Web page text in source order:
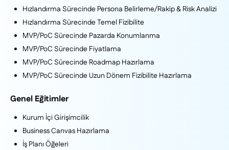
Hızlandırma Sürecinde Persona Belirleme/Rakip & Risk Analizi
Hızlandırma Sürecinde Temel Fizibilite
MVP/PoC Sürecinde Pazarda Konumlanma
MVP/PoC Sürecinde Fiyatlama
MVP/PoC Sürecinde Roadmap Hazırlama
MVP/PoC Sürecinde Uzun Dönem Fizibilite Hazırlama
Genel Eğitimler
Kurum İçi Girişimcilik
Business Canvas Hazırlama
İş Planı Öğeleri